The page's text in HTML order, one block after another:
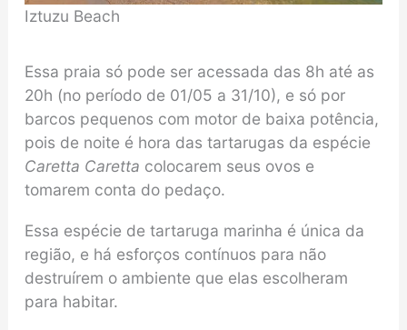
Iztuzu Beach
Essa praia só pode ser acessada das 8h até as
20h (no período de 01/05 a 31/10), e só por
barcos pequenos com motor de baixa potência,
pois de noite é hora das tartarugas da espécie
Caretta Caretta colocarem seus ovos e
tomarem conta do pedaço.
Essa espécie de tartaruga marinha é única da
região, e há esforços contínuos para não
destruírem o ambiente que elas escolheram
para habitar.